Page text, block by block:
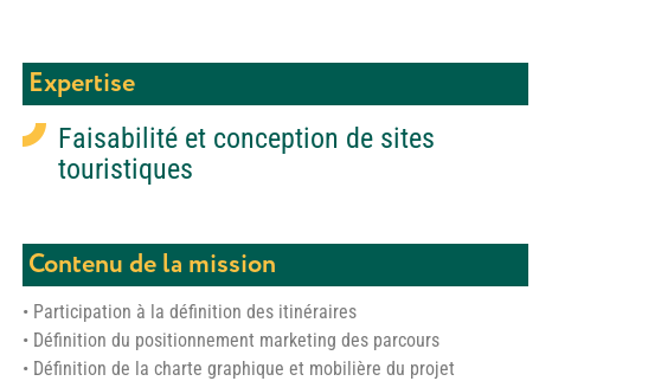
Expertise
Faisabilité et conception de sites
touristiques
Contenu de la mission
• Participation à la définition des itinéraires
• Définition du positionnement marketing des parcours
• Définition de la charte graphique et mobilière du projet